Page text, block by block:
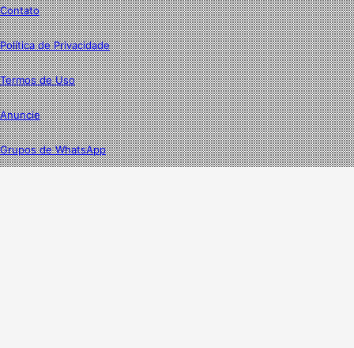
Contato
Política de Privacidade
Termos de Uso
Anuncie
Grupos de WhatsApp